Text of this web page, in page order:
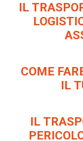
IL
COME
IL
IL